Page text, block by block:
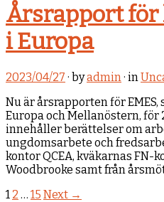
Årsrapport
i Europa
2023/04/27 · byadmin · in
Nu är årsrapporten för
Europa och Mellanöstern, för
innehåller berättelser om
ungdomsarbete och
kontor QCEA, kväkarnas FN-
Woodbrooke samt från
1 2 … 15 Next →